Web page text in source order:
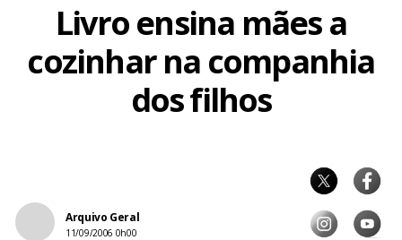
Livro ensina mães a
cozinhar na companhia
dos filhos
Arquivo Geral
11/09/2006 0h00